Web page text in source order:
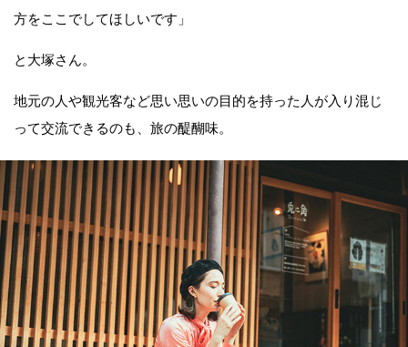
方をここでしてほしいです」
と大塚さん。
地元の人や観光客など思い思いの目的を持った人が入り混じ
って交流できるのも、旅の醍醐味。